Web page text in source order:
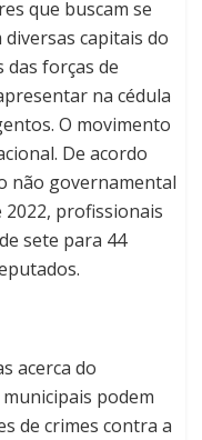
que buscam se
capitais do
das forças de
na cédula
O movimento
De acordo
não governamental
2022, profissionais
sete para 44
acerca do
podem
de crimes contra a